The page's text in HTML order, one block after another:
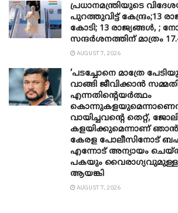
പ്രധാനമന്ത്രിയുടെ
പുറത്തുവിട്ട് കേന്ദ്രം;13
കോടി; 13 രാജ്യങ്ങൾ, ;
സന്ദർശനത്തിന് മാത്രം
AUGUST 7, 2026
‘പടച്ചോനെ മാത്രേ
വാങ്ങി ജീവിക്കാൻ
എന്നതിന്റെയർത്ഥം
കൊന്നുകളയുമെന്നാണെന്ന്
വായിച്ചവന്റെ തെറ്റ്,
കളയിക്കുമെന്നാണ് ഞാൻ
കേരള പോലീസിനോട്
എന്നോട് അന്യായം
പകയും
ആയങ്കി
AUGUST 7, 2026